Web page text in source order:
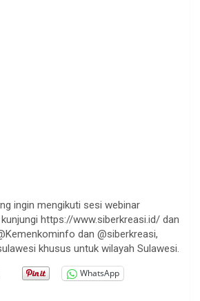
ingin mengikuti sesi webinar
https://www.siberkreasi.id/ dan
dan @siberkreasi,
khusus untuk wilayah Sulawesi.
WhatsApp